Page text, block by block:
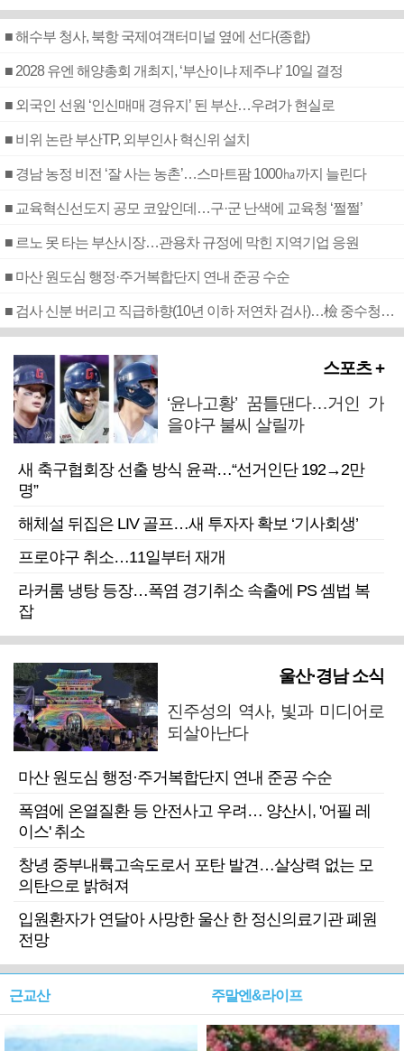
■ 해수부 청사, 북항 국제여객터미널 옆에 선다(종합)
■ 2028 유엔 해양총회 개최지, ‘부산이냐 제주냐’ 10일 결정
■ 외국인 선원 ‘인신매매 경유지’ 된 부산…우려가 현실로
■ 비위 논란 부산TP, 외부인사 혁신위 설치
■ 경남 농정 비전 ‘잘 사는 농촌’…스마트팜 1000㏊까지 늘린다
■ 교육혁신선도지 공모 코앞인데…구·군 난색에 교육청 ‘쩔쩔’
■ 르노 못 타는 부산시장…관용차 규정에 막힌 지역기업 응원
■ 마산 원도심 행정·주거복합단지 연내 준공 수순
■ 검사 신분 버리고 직급하향(10년 이하 저연차 검사)…檢 중수청행 기피
스포츠 +
‘윤나고황’ 꿈틀댄다…거인 가
을야구 불씨 살릴까
새 축구협회장 선출 방식 윤곽…“선거인단 192→2만
명”
해체설 뒤집은 LIV 골프…새 투자자 확보 ‘기사회생’
프로야구 취소…11일부터 재개
라커룸 냉탕 등장…폭염 경기취소 속출에 PS 셈법 복
잡
울산·경남 소식
진주성의 역사, 빛과 미디어로
되살아난다
마산 원도심 행정·주거복합단지 연내 준공 수순
폭염에 온열질환 등 안전사고 우려… 양산시, '어필 레
이스' 취소
창녕 중부내륙고속도로서 포탄 발견…살상력 없는 모
의탄으로 밝혀져
입원환자가 연달아 사망한 울산 한 정신의료기관 폐원
전망
근교산 주말엔&라이프